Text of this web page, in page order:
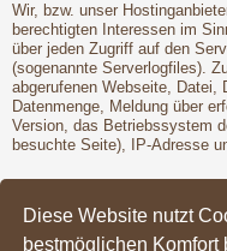
Diese Website nutzt
bestmöglichen Komfort
Wir, bzw. unser
berechtigten Interessen im
über jeden Zugriff auf den
(sogenannte Serverlogfiles).
abgerufenen Webseite, Datei,
Datenmenge, Meldung über
Version, das Betriebssystem
besuchte Seite), IP-Adresse
Google Fonts
Wir binden die Schriftarten